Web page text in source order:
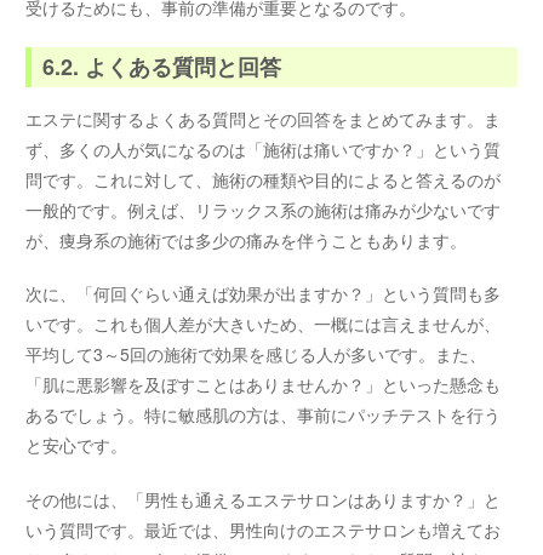
受けるためにも、事前の準備が重要となるのです。
6.2. よくある質問と回答
エステに関するよくある質問とその回答をまとめてみます。ま
ず、多くの人が気になるのは「施術は痛いですか？」という質
問です。これに対して、施術の種類や目的によると答えるのが
一般的です。例えば、リラックス系の施術は痛みが少ないです
が、痩身系の施術では多少の痛みを伴うこともあります。
次に、「何回ぐらい通えば効果が出ますか？」という質問も多
いです。これも個人差が大きいため、一概には言えませんが、
平均して3～5回の施術で効果を感じる人が多いです。また、
「肌に悪影響を及ぼすことはありませんか？」といった懸念も
あるでしょう。特に敏感肌の方は、事前にパッチテストを行う
と安心です。
その他には、「男性も通えるエステサロンはありますか？」と
いう質問です。最近では、男性向けのエステサロンも増えてお